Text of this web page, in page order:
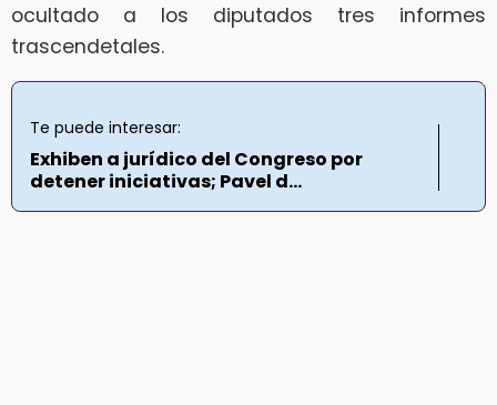
ocultado a los diputados tres informes
trascendetales.
Te puede interesar:
Exhiben a jurídico del Congreso por
detener iniciativas; Pavel d...